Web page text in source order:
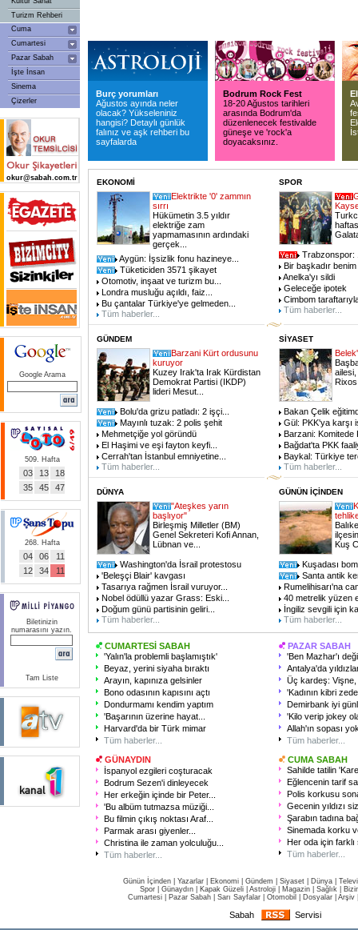
Burç yorumları
Ağustos ayında neler
olacak? Yükseleniniz
hangisi? Detaylı günlük
falınız ve aşk rehberi bu
sayfalarda
Bodrum Rock Fest
18-20 Ağustos tarihleri
arasında Bodrum'da
düzenlenecek festivalde
güneşe ve 'rock'a
doyacaksınız.
EKONOMİ
Elektrikte '0' zammın
sırrı
Hükümetin 3.5 yıldır
elektriğe zam
yapmamasının ardındaki
gerçek...
Aygün: İşsizlik fonu hazineye...
Tüketiciden 3571 şikayet
Otomotiv, inşaat ve turizm bu...
Londra musluğu açıldı, faiz...
Bu çantalar Türkiye'ye gelmeden...
Tüm haberler...
SPOR
Trabzonspor:
Bir başkadır
Anelka'yı sildi
Geleceğe ipotek
Cimbom
Tüm haberler...
GÜNDEM
Barzani Kürt ordusunu
kuruyor
Kuzey Irak'ta Irak Kürdistan
Demokrat Partisi (IKDP)
lideri Mesut...
Bolu'da grizu patladı: 2 işçi...
Mayınlı tuzak: 2 polis şehit
Mehmetçiğe yol göründü
El Haşimi ve eşi fayton keyfi...
Cerrah'tan İstanbul emniyetine...
Tüm haberler...
SİYASET
ailesi,
Bakan Çelik
Gül: PKK'ya karşı
Barzani: Komitede
Bağdat'ta PKK
Baykal: Türkiye
Tüm haberler...
DÜNYA
"Ateşkes yarın
başlıyor"
Birleşmiş Milletler (BM)
Genel Sekreteri Kofi Annan,
Lübnan ve...
Washington'da İsrail protestosu
'Beleşçi Blair' kavgası
Tasarıya rağmen İsrail vuruyor...
Nobel ödüllü yazar Grass: Eski...
Doğum günü partisinin geliri...
Tüm haberler...
GÜNÜN İÇİNDEN
Kuş
Kuşadası
Santa antik
Rumelihisarı'na
40 metrelik yüzen
İngiliz sevgili için
Tüm haberler...
CUMARTESİ SABAH
'Yalın'la problemli başlamıştık'
Beyaz, yerini siyaha bıraktı
Arayın, kapınıza gelsinler
Bono odasının kapısını açtı
Dondurmamı kendim yaptım
'Başarının üzerine hayat...
Harvard'da bir Türk mimar
Tüm haberler...
PAZAR SABAH
'Ben Mazhar'ı
Antalya'da
Üç kardeş:
'Kadının kibri
Demirbank iyi
'Kilo verip jokey
Allah'ın sopası
Tüm haberler...
GÜNAYDIN
İspanyol ezgileri coşturacak
Bodrum Sezen'i dinleyecek
Her erkeğin içinde bir Peter...
'Bu albüm tutmazsa müziği...
Bu filmin çıkış noktası Araf...
Parmak arası giyenler...
Christina ile zaman yolculuğu...
Tüm haberler...
CUMA SABAH
Sahilde tatilin
Eğlencenin tarif
Polis korkusu
Gecenin yıldızı
Şarabın tadına
Sinemada korku
Her oda için farklı
Tüm haberler...
Turizm Rehberi
Cuma
Cumartesi
Pazar Sabah
İşte İnsan
Sinema
Çizerler
okur@sabah.com.tr
Google Arama
509. Hafta
03 13
18
35
45 47
268. Hafta
04 06
11
12
34 11
Biletinizin
numarasını yazın.
Tam Liste
Günün İçinden Yazarlar Ekonomi Gündem Siyaset Dünya |
Spor
Günaydın Kapak Güzeli Astroloji Magazin Sağlık
Cumartesi
Pazar Sabah Sarı Sayfalar Otomobil Dosyalar Arşiv
Sabah Servisi